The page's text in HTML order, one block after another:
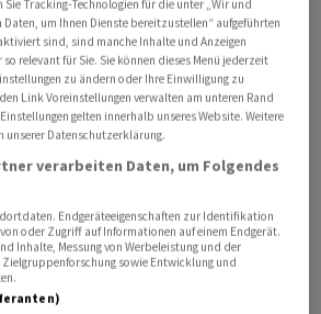
Dollar schwere Fonds, der in
seiner Vergleichsgruppe
in den letzten drei Jahren eine
Er hält derzeit Anteile an den
Speicherchip-Herstellern
.
Tracking-Technologien für die unter „Wir und
um Ihnen Dienste bereitzustellen“ aufgeführten
sind, sind manche Inhalte und Anzeigen
relevant für Sie. Sie können dieses Menü jederzeit
zu ändern oder Ihre Einwilligung zu
Link Voreinstellungen verwalten am unteren Rand
gelten innerhalb unseres Website. Weitere
unserer Datenschutzerklärung.
verarbeiten Daten, um Folgendes
Endgeräteeigenschaften zur Identifikation
oder Zugriff auf Informationen auf einem Endgerät.
Inhalte, Messung von Werbeleistung und der
sowie Entwicklung und